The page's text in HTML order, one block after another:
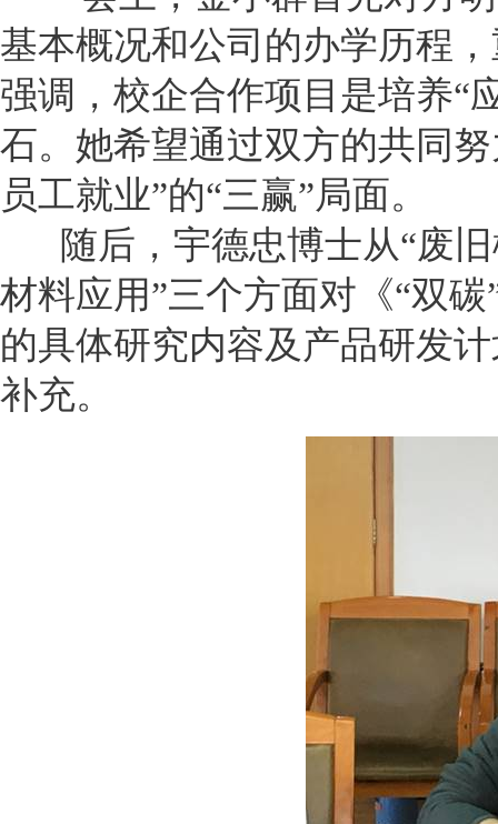
基本概况和公司的办学历程
强调，校企合作项目是培养“
石。她希望通过双方的共同
员工就业”的“三赢”局面。
随后，宇德忠博士从“废
材料应用”三个方面对《“双碳
的具体研究内容及产品研发
补充。